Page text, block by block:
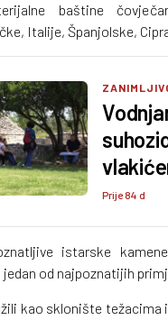
baštine
Italije, Španjolske,
Prije 84 d
istarske
od najpoznatijih
kao sklonište